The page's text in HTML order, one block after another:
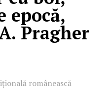
epocă,
Pragher
românească